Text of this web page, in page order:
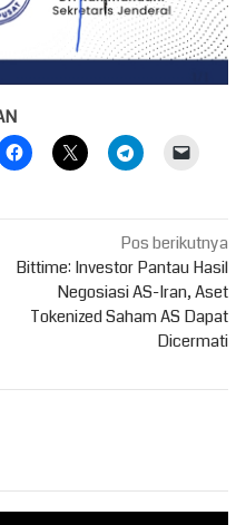
Pos berikutnya
Bittime: Investor Pantau Hasil
Negosiasi AS-Iran, Aset
Tokenized Saham AS Dapat
Dicermati